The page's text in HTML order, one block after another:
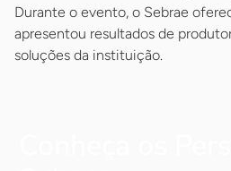
Durante o evento, o Sebrae
apresentou resultados de
soluções da instituição.